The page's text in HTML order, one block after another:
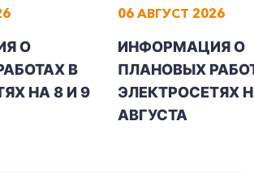
О
В
НА 8 И 9
06 АВГУСТ 2026
ИНФОРМАЦИЯ О
ПЛАНОВЫХ
ЭЛЕКТРОСЕТЯХ
АВГУСТА